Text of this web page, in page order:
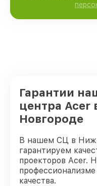
Гарантии
центра
Новгороде
В нашем СЦ в
гарантируем
проекторов Acer.
качества.